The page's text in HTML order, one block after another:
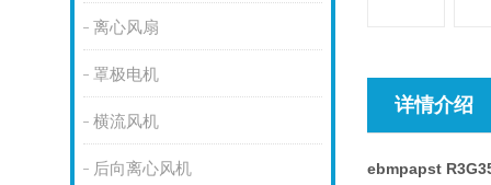
离心风扇
罩极电机
横流风机
后向离心风机
详情介绍
ebmpapst